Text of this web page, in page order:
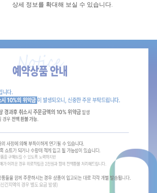
상세 정보를 확대해 보실 수 있습니다.